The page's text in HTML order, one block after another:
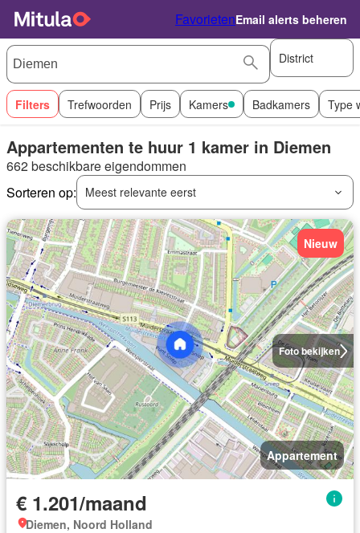
FavorietenEmail alerts beheren
District
Filters Trefwoorden Prijs Kamers Badkamers Type
Appartementen te huur 1 kamer in Diemen
662 beschikbare eigendommen
Sorteren op:
Meest relevante eerst
Foto bekijken
Nieuw
Appartement
€ 1.201/maand
Diemen, Noord Holland